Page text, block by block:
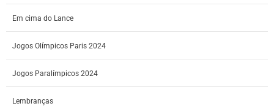
Em cima do Lance
Jogos Olímpicos Paris 2024
Jogos Paralímpicos 2024
Lembranças